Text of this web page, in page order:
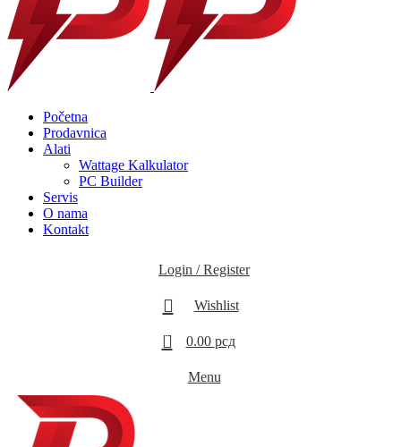
Početna
Prodavnica
Alati
Wattage Kalkulator
PC Builder
Servis
O nama
Kontakt
Login / Register
Wishlist
0 0.00 рсд
Menu